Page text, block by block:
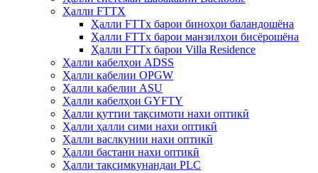
Ҳалли FTTX
Ҳалли FTTx барои биноҳои баландошёна
Ҳалли FTTx барои манзилҳои бисёрошёна
Ҳалли FTTx барои Villa Residence
Ҳалли кабелҳои ADSS
Ҳалли кабелии OPGW
Ҳалли кабелии ASU
Ҳалли кабелҳои GYFTY
Ҳалли қуттии тақсимоти нахи оптикӣ
Ҳалли ҳалли сими нахи оптикӣ
Ҳалли васлкунии нахи оптикӣ
Ҳалли бастани нахи оптикӣ
Ҳалли тақсимкунандаи PLC